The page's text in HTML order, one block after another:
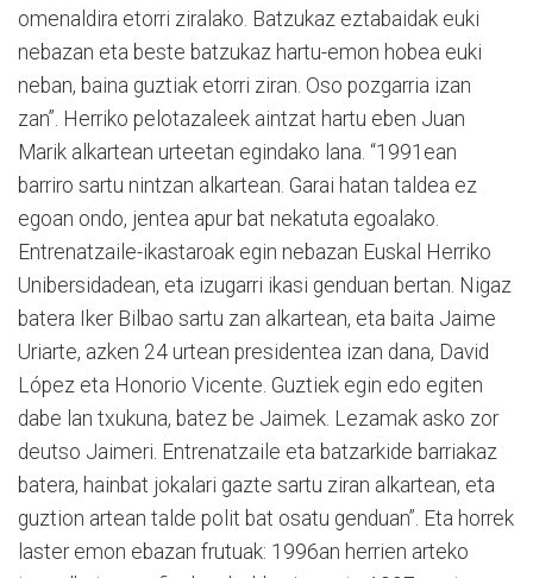
omenaldira etorri ziralako. Batzukaz eztabaidak euki
nebazan eta beste batzukaz hartu-emon hobea euki
neban, baina guztiak etorri ziran. Oso pozgarria izan
zan”. Herriko pelotazaleek aintzat hartu eben Juan
Marik alkartean urteetan egindako lana. “1991ean
barriro sartu nintzan alkartean. Garai hatan taldea ez
egoan ondo, jentea apur bat nekatuta egoalako.
Entrenatzaile-ikastaroak egin nebazan Euskal Herriko
Unibersidadean, eta izugarri ikasi genduan bertan. Nigaz
batera Iker Bilbao sartu zan alkartean, eta baita Jaime
Uriarte, azken 24 urtean presidentea izan dana, David
López eta Honorio Vicente. Guztiek egin edo egiten
dabe lan txukuna, batez be Jaimek. Lezamak asko zor
deutso Jaimeri. Entrenatzaile eta batzarkide barriakaz
batera, hainbat jokalari gazte sartu ziran alkartean, eta
guztion artean talde polit bat osatu genduan”. Eta horrek
laster emon ebazan frutuak: 1996an herrien arteko